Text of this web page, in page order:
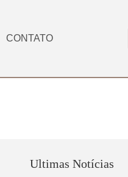
CONTATO
Ultimas Notícias